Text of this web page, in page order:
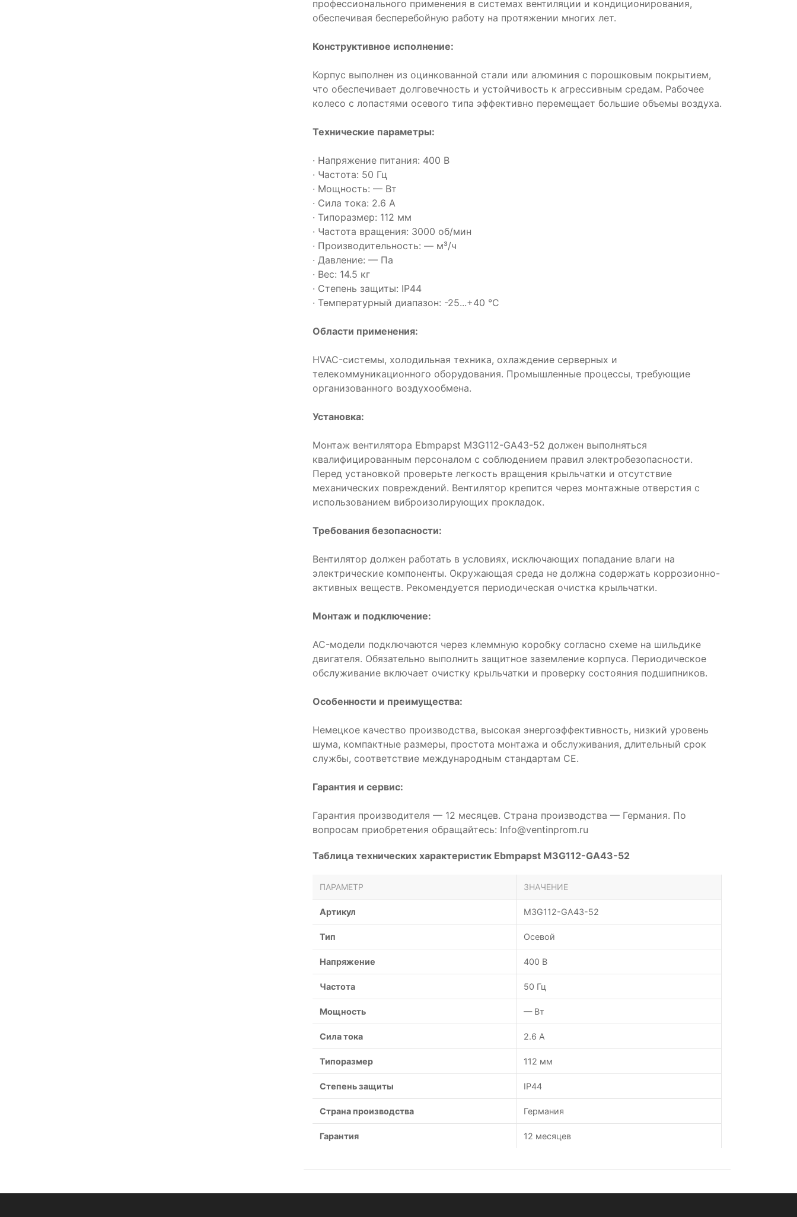
профессионального применения в системах вентиляции и кондиционирования,
обеспечивая бесперебойную работу на протяжении многих лет.
Конструктивное исполнение:
Корпус выполнен из оцинкованной стали или алюминия с порошковым покрытием,
что обеспечивает долговечность и устойчивость к агрессивным средам. Рабочее
колесо с лопастями осевого типа эффективно перемещает большие объемы воздуха.
Технические параметры:
· Напряжение питания: 400 В
· Частота: 50 Гц
· Мощность: — Вт
· Сила тока: 2.6 А
· Типоразмер: 112 мм
· Частота вращения: 3000 об/мин
· Производительность: — м³/ч
· Давление: — Па
· Вес: 14.5 кг
· Степень защиты: IP44
· Температурный диапазон: -25...+40 °C
Области применения:
HVAC-системы, холодильная техника, охлаждение серверных и
телекоммуникационного оборудования. Промышленные процессы, требующие
организованного воздухообмена.
Установка:
Монтаж вентилятора Ebmpapst M3G112-GA43-52 должен выполняться
квалифицированным персоналом с соблюдением правил электробезопасности.
Перед установкой проверьте легкость вращения крыльчатки и отсутствие
механических повреждений. Вентилятор крепится через монтажные отверстия с
использованием виброизолирующих прокладок.
Требования безопасности:
Вентилятор должен работать в условиях, исключающих попадание влаги на
электрические компоненты. Окружающая среда не должна содержать коррозионно-
активных веществ. Рекомендуется периодическая очистка крыльчатки.
Монтаж и подключение:
AC-модели подключаются через клеммную коробку согласно схеме на шильдике
двигателя. Обязательно выполнить защитное заземление корпуса. Периодическое
обслуживание включает очистку крыльчатки и проверку состояния подшипников.
Особенности и преимущества:
Немецкое качество производства, высокая энергоэффективность, низкий уровень
шума, компактные размеры, простота монтажа и обслуживания, длительный срок
службы, соответствие международным стандартам CE.
Гарантия и сервис:
Гарантия производителя — 12 месяцев. Страна производства — Германия. По
вопросам приобретения обращайтесь: Info@ventinprom.ru
Таблица технических характеристик Ebmpapst M3G112-GA43-52
ПАРАМЕТР ЗНАЧЕНИЕ
Артикул M3G112-GA43-52
Тип Осевой
Напряжение 400 В
Частота 50 Гц
Мощность — Вт
Сила тока 2.6 А
Типоразмер 112 мм
Степень защиты IP44
Страна производства Германия
Гарантия 12 месяцев